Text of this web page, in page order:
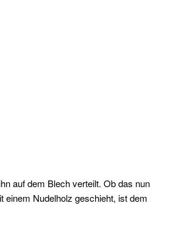
auf dem Blech verteilt. Ob das nun
einem Nudelholz geschieht, ist dem